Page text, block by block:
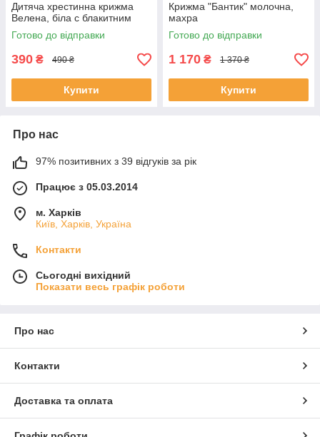
Дитяча хрестинна крижма
Велена, біла с блакитним
Готово до відправки
390 ₴ 490 ₴
Купити
Крижма "Бантик" молочна,
махра
Готово до відправки
1 170 ₴ 1 370 ₴
Купити
Про нас
97% позитивних з 39 відгуків за рік
Працює з 05.03.2014
м. Харків
Київ, Харків, Україна
Контакти
Сьогодні вихідний
Показати весь графік роботи
Про нас
Контакти
Доставка та оплата